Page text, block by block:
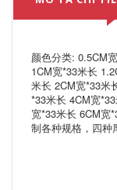
颜色分类: 0.5CM
1CM宽*33米长
米长 2CM宽*33米
*33米长 4CM宽
宽*33米长 6CM宽
制各种规格，四种